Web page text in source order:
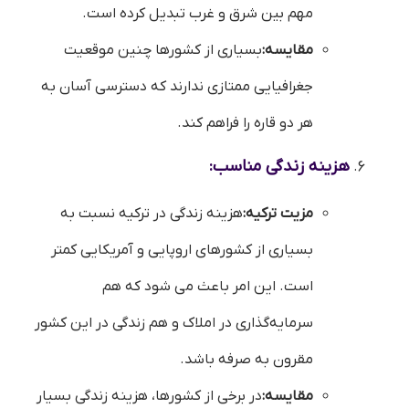
مهم بین شرق و غرب تبدیل کرده است.
مقایسه:بسیاری از کشورها چنین موقعیت
جغرافیایی ممتازی ندارند که دسترسی آسان به
هر دو قاره را فراهم کند.
هزینه زندگی مناسب:
مزیت ترکیه:هزینه زندگی در ترکیه نسبت به
بسیاری از کشورهای اروپایی و آمریکایی کمتر
است. این امر باعث می شود که هم
سرمایه‌گذاری در املاک و هم زندگی در این کشور
مقرون به صرفه باشد.
مقایسه:در برخی از کشورها، هزینه زندگی بسیار